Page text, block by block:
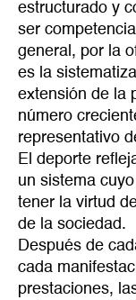
estructurado y
ser
general, por la
es la
extensión de la
número
representativo
El deporte
un sistema
tener la virtud
de la sociedad.
Después de
cada
prestaciones,